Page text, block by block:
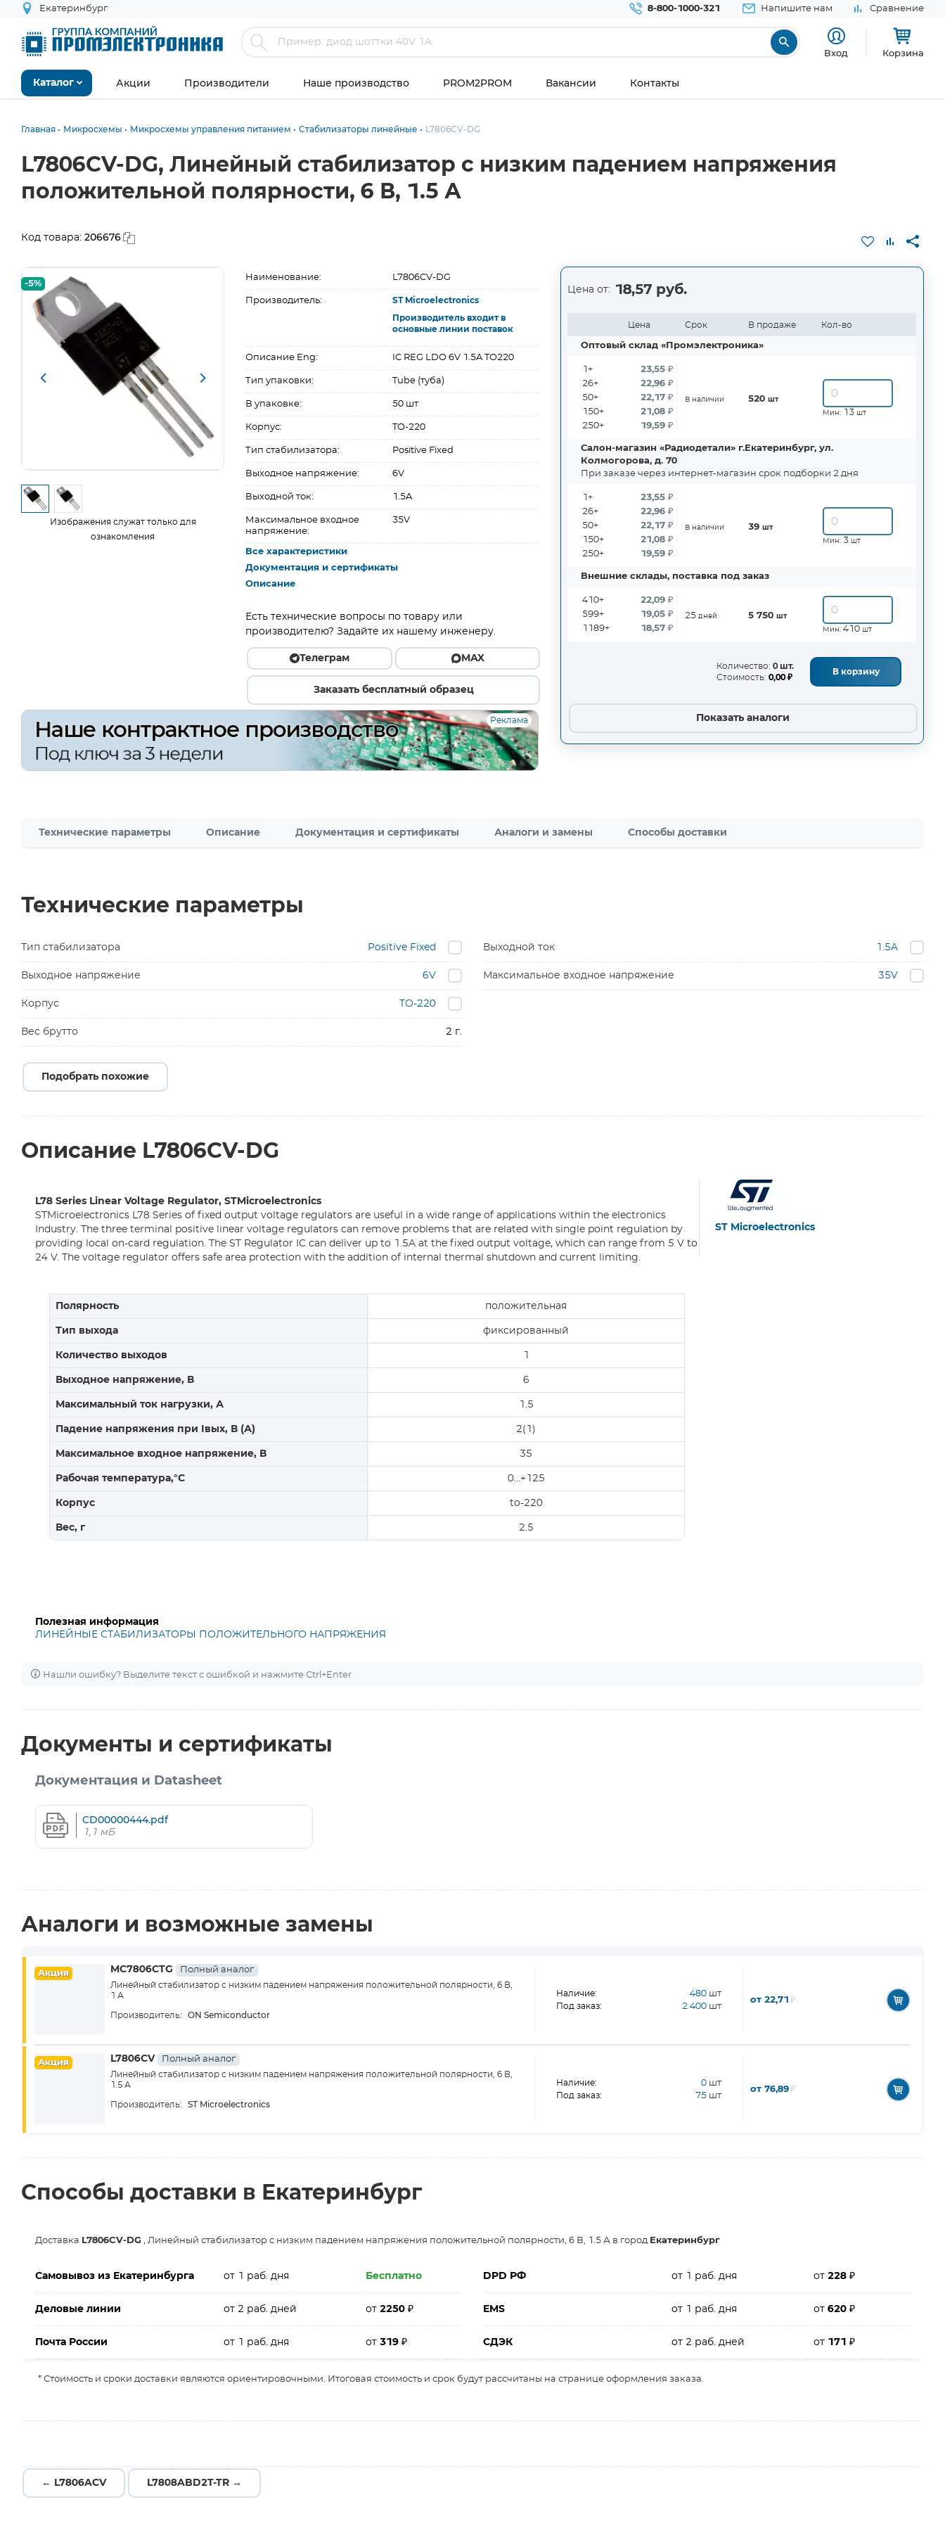
Екатеринбург 8-800-1000-321 Напишите нам Сравнение
Вход Корзина
Каталог Акции Производители Наше производство PROM2PROM Вакансии Контакты
Главная Микросхемы Микросхемы управления питанием Стабилизаторы линейные L7806CV-DG
L7806CV-DG, Линейный стабилизатор с низким падением напряжения
положительной полярности, 6 В, 1.5 А
Код товара: 206676
-5%
Изображения служат только для
ознакомления
Наименование: L7806CV-DG
Производитель: ST Microelectronics
Производитель входит в
основные линии поставок
Описание Eng: IC REG LDO 6V 1.5A TO220
Тип упаковки: Tube (туба)
В упаковке: 50 шт
Корпус: TO-220
Тип стабилизатора: Positive Fixed
Выходное напряжение: 6V
Выходной ток: 1.5A
Максимальное входное
напряжение:
35V
Все характеристики
Документация и сертификаты
Описание
Есть технические вопросы по товару или
производителю? Задайте их нашему инженеру.
Телеграм MAX
Заказать бесплатный образец
Реклама
Цена от: 18,57 руб.
Цена Срок В продаже Кол-во
Оптовый склад «Промэлектроника»
1+
26+
50+
150+
250+
23,55 ₽
22,96 ₽
22,17 ₽
21,08 ₽
19,59 ₽
В наличии 520 шт
Мин: 13 шт
Салон-магазин «Радиодетали» г.Екатеринбург, ул.
Колмогорова, д. 70
При заказе через интернет-магазин срок подборки 2 дня
1+
26+
50+
150+
250+
23,55 ₽
22,96 ₽
22,17 ₽
21,08 ₽
19,59 ₽
В наличии 39 шт
Мин: 3 шт
Внешние склады, поставка под заказ
410+
599+
1189+
22,09 ₽
19,05 ₽
18,57 ₽
25 дней 5 750 шт
Мин: 410 шт
Количество: 0 шт.
Стоимость: 0,00 ₽
В корзину
Показать аналоги
Технические параметры Описание Документация и сертификаты Аналоги и замены Способы доставки
Технические параметры
Тип стабилизатора Positive Fixed
Выходное напряжение 6V
Выходной ток 1.5A
Максимальное входное напряжение 35V
Корпус TO-220
Вес брутто 2 г.
Подобрать похожие
Описание L7806CV-DG
L78 Series Linear Voltage Regulator, STMicroelectronics
STMicroelectronics L78 Series of fixed output voltage regulators are useful in a wide range of applications within the electronics
Industry. The three terminal positive linear voltage regulators can remove problems that are related with single point regulation by
providing local on-card regulation. The ST Regulator IC can deliver up to 1.5A at the fixed output voltage, which can range from 5 V to
24 V. The voltage regulator offers safe area protection with the addition of internal thermal shutdown and current limiting.
Полярность положительная
Тип выхода фиксированный
Количество выходов 1
Выходное напряжение, В 6
Максимальный ток нагрузки, А 1.5
Падение напряжения при Iвых, В (А) 2(1)
Максимальное входное напряжение, В 35
Рабочая температура,°C 0…+125
Корпус to-220
Вес, г 2.5
Полезная информация
ЛИНЕЙНЫЕ СТАБИЛИЗАТОРЫ ПОЛОЖИТЕЛЬНОГО НАПРЯЖЕНИЯ
ST Microelectronics
Нашли ошибку? Выделите текст с ошибкой и нажмите Ctrl+Enter
Документы и сертификаты
Документация и Datasheet
CD00000444.pdf
1,1 мБ
Аналоги и возможные замены
Акция MC7806CTG Полный аналог
Линейный стабилизатор с низким падением напряжения положительной полярности, 6 В,
1 А
Производитель: ON Semiconductor
Наличие: 480 шт
Под заказ: 2 400 шт
от 22,71 ₽
Акция L7806CV Полный аналог
Линейный стабилизатор с низким падением напряжения положительной полярности, 6 В,
1.5 А
Производитель: ST Microelectronics
Наличие: 0 шт
Под заказ: 75 шт
от 76,89₽
Способы доставки в Екатеринбург
Доставка L7806CV-DG , Линейный стабилизатор с низким падением напряжения положительной полярности, 6 В, 1.5 А в город Екатеринбург
Самовывоз из Екатеринбурга от 1 раб. дня Бесплатно DPD РФ от 1 раб. дня от228₽
Деловые линии от 2 раб. дней от2250₽ EMS от 1 раб. дня от620₽
Почта России от 1 раб. дня от319₽ СДЭК от 2 раб. дней от 171₽
* Стоимость и сроки доставки являются ориентировочными. Итоговая стоимость и срок будут рассчитаны на странице оформления заказа.
← L7806ACV L7808ABD2T-TR →